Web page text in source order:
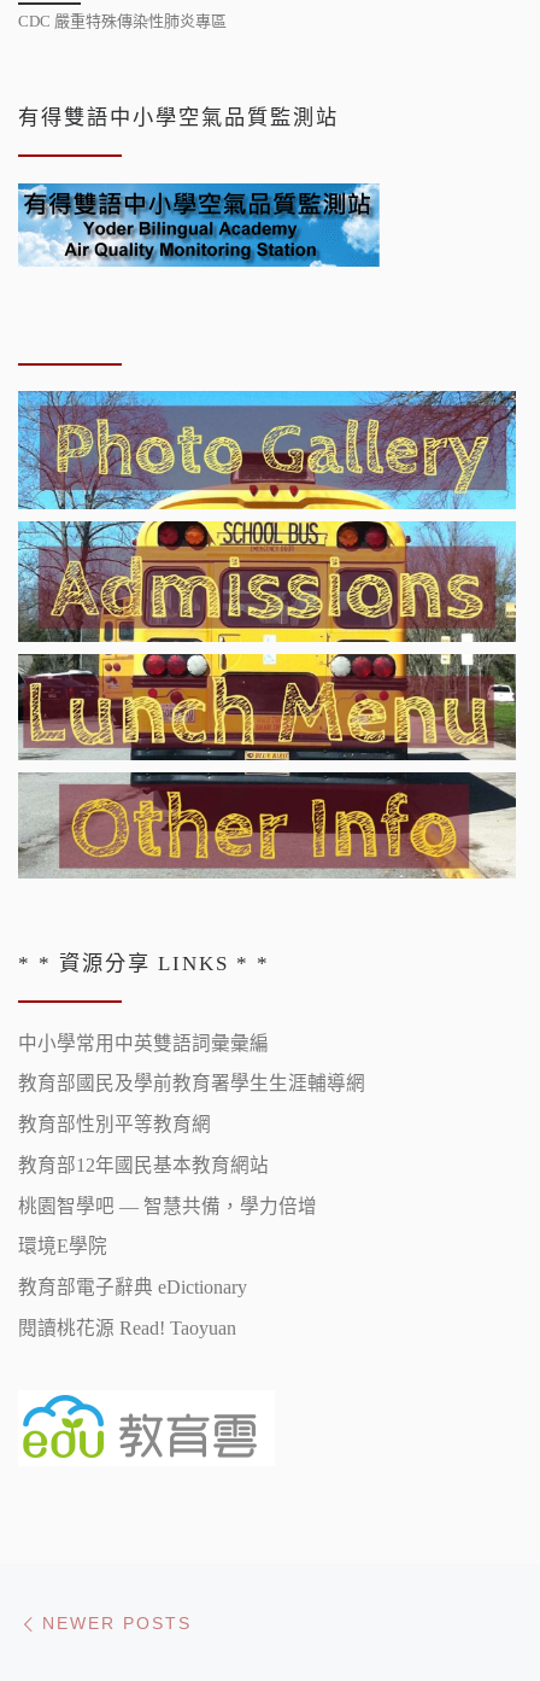
CDC 嚴重特殊傳染性肺炎專區
有得雙語中小學空氣品質監測站
* * 資源分享 LINKS * *
中小學常用中英雙語詞彙彙編
教育部國民及學前教育署學生生涯輔導網
教育部性別平等教育網
教育部12年國民基本教育網站
桃園智學吧 — 智慧共備，學力倍增
環境E學院
教育部電子辭典 eDictionary
閱讀桃花源 Read! Taoyuan
NEWER POSTS